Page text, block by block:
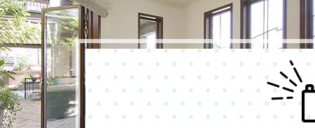
戸建住宅トップ
あなたの理想の住まいをかたちに
宅地・分譲住宅トップ
賃貸住宅建築トップ
医院建築トップ
施設建築トップ
木材・建材トップ
リフォームトップ